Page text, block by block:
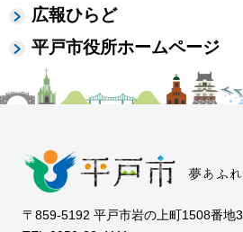
広報ひらど
平戸市役所ホームページ
〒859-5192 平戸市岩の上町1508番地3